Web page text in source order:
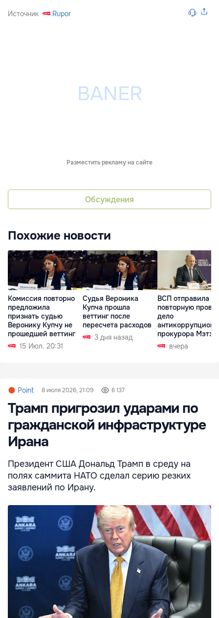
Источник Rupor
Разместить рекламу на сайте
Обсуждения
Похожие новости
Комиссия повторно
предложила
признать судью
Веронику Купчу не
прошедшей веттинг
15 Июл. 20:31
Судья Вероника
Купча прошла
веттинг после
пересчета расходов
3 дня назад
ВСП отправила на
повторную
дело
прокурора
вчера
Point 8 июля 2026, 21:09 6 137
Трамп пригрозил ударами по
гражданской инфраструктуре
Ирана
Президент США Дональд Трамп в среду на
полях саммита НАТО сделал серию резких
заявлений по Ирану.